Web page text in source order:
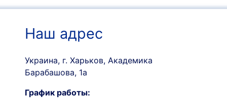
Наш адрес
Украина, г. Харьков, Академика
Барабашова, 1а
График работы: